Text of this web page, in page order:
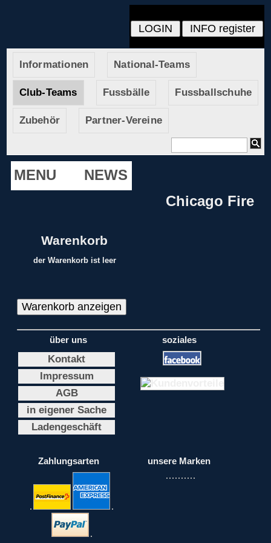
Informationen National-Teams
Club-Teams Fussbälle Fussballschuhe
Zubehör Partner-Vereine
MENU
NEWS
Chicago Fire
Warenkorb
der Warenkorb ist leer
über uns
Kontakt
Impressum
AGB
in eigener Sache
Ladengeschäft
soziales
Zahlungsarten unsere Marken